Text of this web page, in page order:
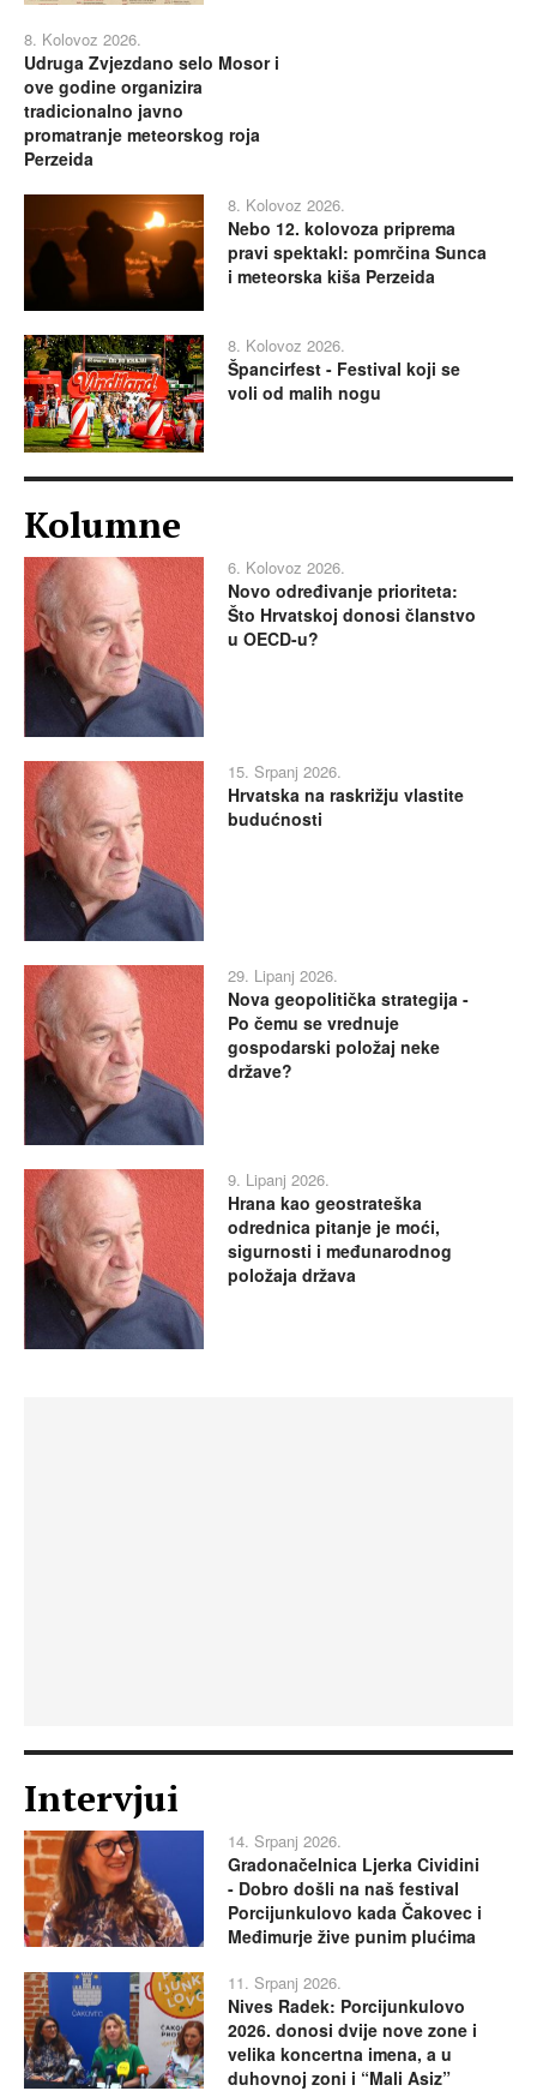
8. Kolovoz 2026.
Udruga Zvjezdano selo Mosor i
ove godine organizira
tradicionalno javno
promatranje meteorskog roja
Perzeida
8. Kolovoz 2026.
Nebo 12. kolovoza priprema
pravi spektakl: pomrčina Sunca
i meteorska kiša Perzeida
8. Kolovoz 2026.
Špancirfest - Festival koji se
voli od malih nogu
Kolumne
6. Kolovoz 2026.
Novo određivanje prioriteta:
Što Hrvatskoj donosi članstvo
u OECD-u?
15. Srpanj 2026.
Hrvatska na raskrižju vlastite
budućnosti
29. Lipanj 2026.
Nova geopolitička strategija -
Po čemu se vrednuje
gospodarski položaj neke
države?
9. Lipanj 2026.
Hrana kao geostrateška
odrednica pitanje je moći,
sigurnosti i međunarodnog
položaja država
Intervjui
14. Srpanj 2026.
Gradonačelnica Ljerka Cividini
- Dobro došli na naš festival
Porcijunkulovo kada Čakovec i
Međimurje žive punim plućima
11. Srpanj 2026.
Nives Radek: Porcijunkulovo
2026. donosi dvije nove zone i
velika koncertna imena, a u
duhovnoj zoni i “Mali Asiz”